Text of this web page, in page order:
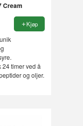
Cream
Kjøp
timer ved å
og oljer.